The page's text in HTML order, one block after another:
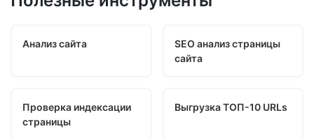
Анализ сайта
SEO анализ страницы
сайта
Проверка индексации
страницы
Выгрузка ТОП-10 URLs